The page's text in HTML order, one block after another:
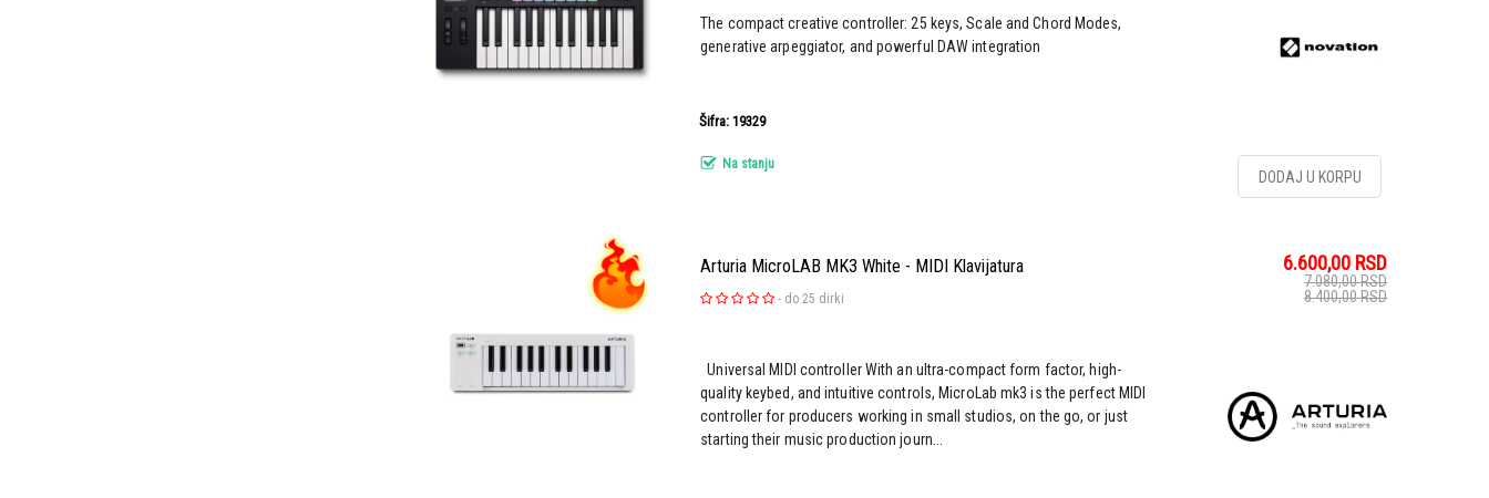
The compact creative controller: 25 keys, Scale and Chord Modes,
generative arpeggiator, and powerful DAW integration
Šifra: 19329
Na stanju
DODAJ U KORPU
Arturia MicroLAB MK3 White - MIDI Klavijatura
- do 25 dirki
6.600,00 RSD
7.080,00RSD
8.400,00RSD
Universal MIDI controller With an ultra-compact form factor, high-
quality keybed, and intuitive controls, MicroLab mk3 is the perfect MIDI
controller for producers working in small studios, on the go, or just
starting their music production journ...